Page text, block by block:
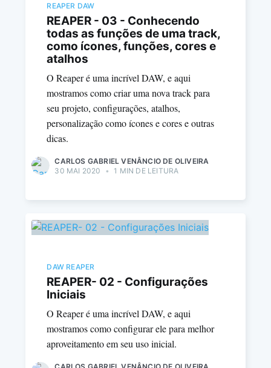
REAPER DAW
REAPER - 03 - Conhecendo
todas as funções de uma track,
como ícones, funções, cores e
atalhos
O Reaper é uma incrível DAW, e aqui
mostramos como criar uma nova track para
seu projeto, configurações, atalhos,
personalização como ícones e cores e outras
dicas.
CARLOS GABRIEL VENÂNCIO DE OLIVEIRA
30 MAI 2020
• 1 MIN DE LEITURA
DAW REAPER
REAPER- 02 - Configurações
Iniciais
O Reaper é uma incrível DAW, e aqui
mostramos como configurar ele para melhor
aproveitamento em seu uso inicial.